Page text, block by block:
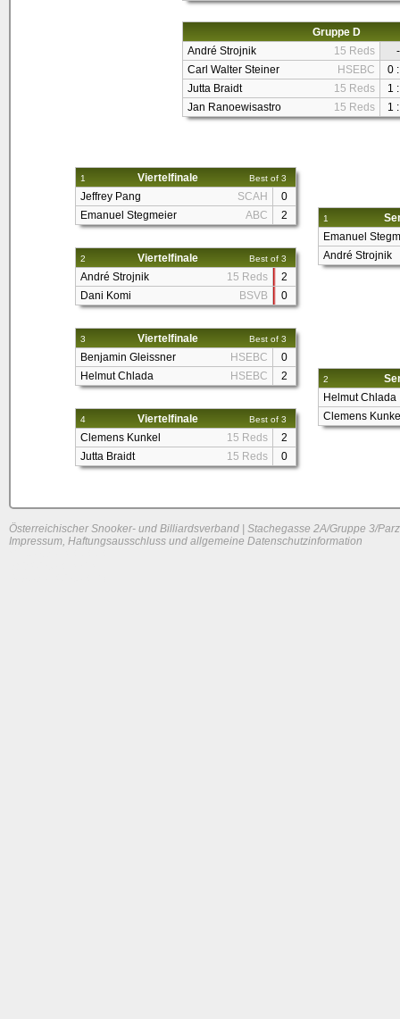
Gruppe D
André Strojnik
15 Reds
-
Carl Walter Steiner
HSEBC
0
Jutta Braidt
15 Reds
1
Jan Ranoewisastro
15 Reds 1
1 Viertelfinale Best of 3
Jeffrey Pang SCAH
0
Emanuel Stegmeier
ABC 2
2 Viertelfinale Best of 3
André Strojnik 15 Reds
2
Dani Komi
BSVB 0
3 Viertelfinale Best of 3
Benjamin Gleissner HSEBC
0
Helmut Chlada
HSEBC 2
4 Viertelfinale Best of 3
Clemens Kunkel 15 Reds
2
Jutta Braidt
15 Reds 0
1
Emanuel
André Strojnik
2
Helmut Chlada
Clemens
Österreichischer Snooker- und Billiardsverband | Stachegasse 2A/Gruppe 3/
Impressum, Haftungsausschluss und allgemeine Datenschutzinformation